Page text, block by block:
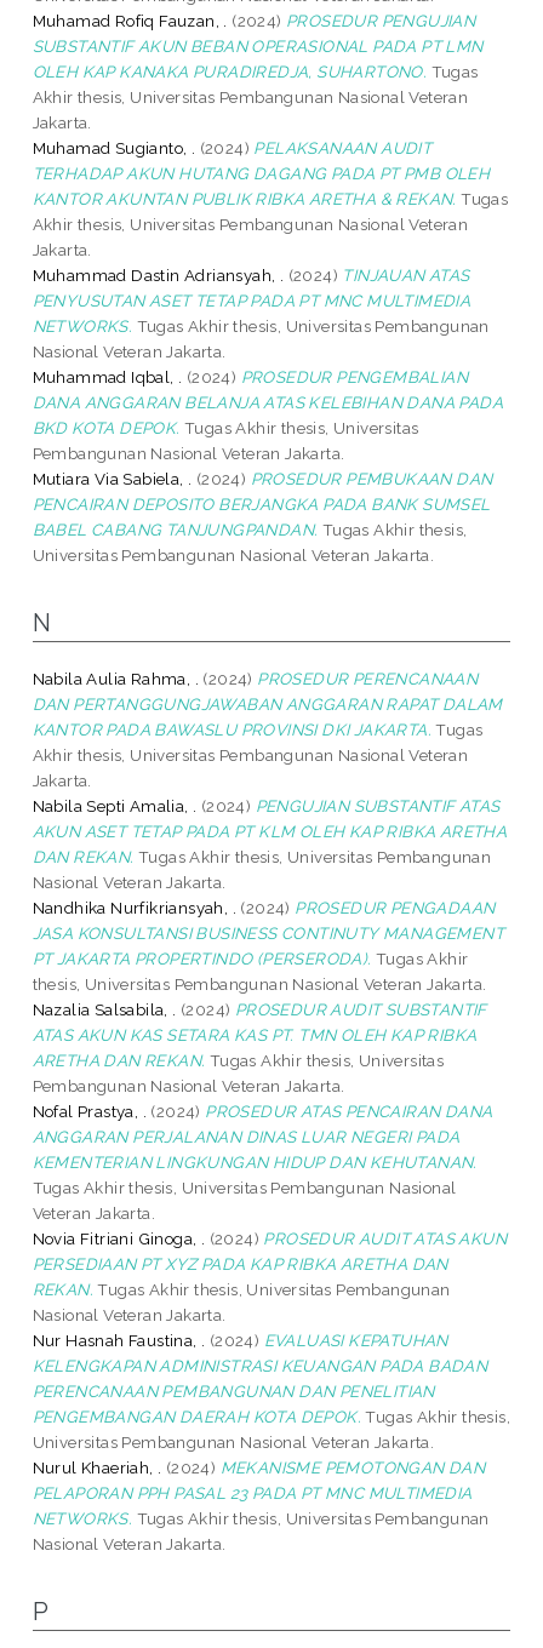
Muhamad Rofiq Fauzan, .
(2024) PROSEDUR PENGUJIAN
SUBSTANTIF AKUN BEBAN OPERASIONAL PADA PT LMN
OLEH KAP KANAKA PURADIREDJA, SUHARTONO. Tugas
Akhir thesis, Universitas Pembangunan Nasional Veteran
Jakarta.
Muhamad Sugianto, .
(2024) PELAKSANAAN AUDIT
TERHADAP AKUN HUTANG DAGANG PADA PT PMB OLEH
KANTOR AKUNTAN PUBLIK RIBKA ARETHA & REKAN. Tugas
Akhir thesis, Universitas Pembangunan Nasional Veteran
Jakarta.
Muhammad Dastin Adriansyah, .
(2024) TINJAUAN ATAS
PENYUSUTAN ASET TETAP PADA PT MNC MULTIMEDIA
NETWORKS. Tugas Akhir thesis, Universitas Pembangunan
Nasional Veteran Jakarta.
Muhammad Iqbal, .
(2024) PROSEDUR PENGEMBALIAN
DANA ANGGARAN BELANJA ATAS KELEBIHAN DANA PADA
BKD KOTA DEPOK. Tugas Akhir thesis, Universitas
Pembangunan Nasional Veteran Jakarta.
Mutiara Via Sabiela, .
(2024) PROSEDUR PEMBUKAAN DAN
PENCAIRAN DEPOSITO BERJANGKA PADA BANK SUMSEL
BABEL CABANG TANJUNGPANDAN. Tugas Akhir thesis,
Universitas Pembangunan Nasional Veteran Jakarta.
N
Nabila Aulia Rahma, . (2024) PROSEDUR PERENCANAAN
DAN PERTANGGUNGJAWABAN ANGGARAN RAPAT DALAM
KANTOR PADA BAWASLU PROVINSI DKI JAKARTA. Tugas
Akhir thesis, Universitas Pembangunan Nasional Veteran
Jakarta.
Nabila Septi Amalia, .
(2024) PENGUJIAN SUBSTANTIF ATAS
AKUN ASET TETAP PADA PT KLM OLEH KAP RIBKA ARETHA
DAN REKAN. Tugas Akhir thesis, Universitas Pembangunan
Nasional Veteran Jakarta.
Nandhika Nurfikriansyah, .
(2024) PROSEDUR PENGADAAN
JASA KONSULTANSI BUSINESS CONTINUTY MANAGEMENT
PT JAKARTA PROPERTINDO (PERSERODA). Tugas Akhir
thesis, Universitas Pembangunan Nasional Veteran Jakarta.
Nazalia Salsabila, .
(2024) PROSEDUR AUDIT SUBSTANTIF
ATAS AKUN KAS SETARA KAS PT. TMN OLEH KAP RIBKA
ARETHA DAN REKAN. Tugas Akhir thesis, Universitas
Pembangunan Nasional Veteran Jakarta.
Nofal Prastya, .
(2024) PROSEDUR ATAS PENCAIRAN DANA
ANGGARAN PERJALANAN DINAS LUAR NEGERI PADA
KEMENTERIAN LINGKUNGAN HIDUP DAN KEHUTANAN.
Tugas Akhir thesis, Universitas Pembangunan Nasional
Veteran Jakarta.
Novia Fitriani Ginoga, .
(2024) PROSEDUR AUDIT ATAS AKUN
PERSEDIAAN PT XYZ PADA KAP RIBKA ARETHA DAN
REKAN. Tugas Akhir thesis, Universitas Pembangunan
Nasional Veteran Jakarta.
Nur Hasnah Faustina, .
(2024) EVALUASI KEPATUHAN
KELENGKAPAN ADMINISTRASI KEUANGAN PADA BADAN
PERENCANAAN PEMBANGUNAN DAN PENELITIAN
PENGEMBANGAN DAERAH KOTA DEPOK. Tugas Akhir thesis,
Universitas Pembangunan Nasional Veteran Jakarta.
Nurul Khaeriah, .
(2024) MEKANISME PEMOTONGAN DAN
PELAPORAN PPH PASAL 23 PADA PT MNC MULTIMEDIA
NETWORKS. Tugas Akhir thesis, Universitas Pembangunan
Nasional Veteran Jakarta.
P